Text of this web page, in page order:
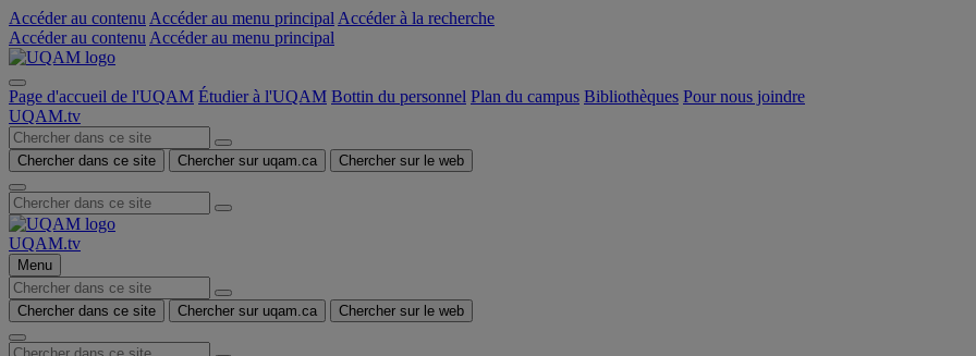
Accéder au contenu Accéder au menu principal Accéder à la recherche
Accéder au contenu Accéder au menu principal
Page d'accueil de l'UQAM Étudier à l'UQAM Bottin du personnel Plan du campus Bibliothèques Pour nous joindre
UQAM.tv
Chercher dans ce site Chercher sur uqam.ca Chercher sur le web
UQAM.tv
Menu
Chercher dans ce site Chercher sur uqam.ca Chercher sur le web